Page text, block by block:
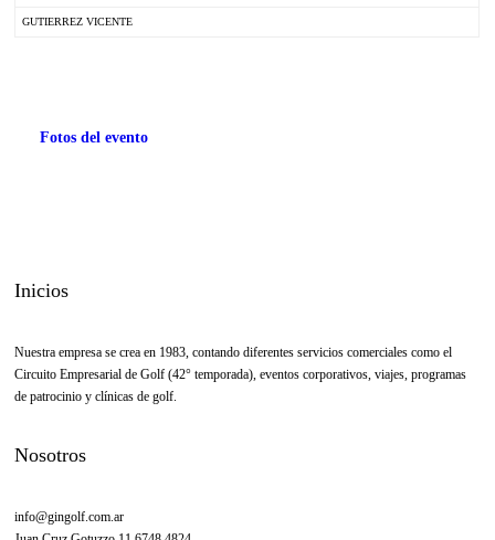
GUTIERREZ VICENTE
Fotos del evento
Inicios
Nuestra empresa se crea en 1983, contando diferentes servicios comerciales como el
Circuito Empresarial de Golf (42° temporada), eventos corporativos, viajes, programas
de patrocinio y clínicas de golf.
Nosotros
info@gingolf.com.ar